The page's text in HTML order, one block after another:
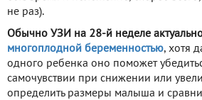
не раз).
Обычно УЗИ на 28-й неделе
многоплодной беременностью, хотя
одного ребенка оно поможет
самочувствии при снижении или
определить размеры малыша и